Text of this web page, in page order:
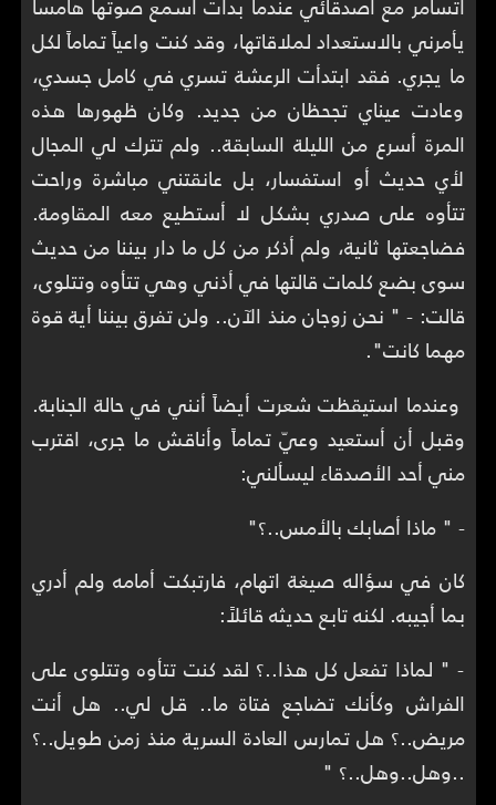
يأمرني بالاستعداد لملاقاتها، وقد كنت واعياً تماماً لكل
ما يجري. فقد ابتدأت الرعشة تسري في كامل جسدي،
وعادت عيناي تجحظان من جديد. وكان ظهورها هذه
المرة أسرع من الليلة السابقة.. ولم تترك لي المجال
لأي حديث أو استفسار، بل عانقتني مباشرة وراحت
تتأوه على صدري بشكل لا أستطيع معه المقاومة.
فضاجعتها ثانية، ولم أذكر من كل ما دار بيننا من حديث
سوى بضع كلمات قالتها في أذني وهي تتأوه وتتلوى،
قالت: - " نحن زوجان منذ الآن.. ولن تفرق بيننا أية قوة
مهما كانت".
وعندما استيقظت شعرت أيضاً أنني في حالة الجنابة.
وقبل أن أستعيد وعيّ تماماً وأناقش ما جرى، اقترب
مني أحد الأصدقاء ليسألني:
- " ماذا أصابك بالأمس..؟"
كان في سؤاله صيغة اتهام، فارتبكت أمامه ولم أدري
بما أجيبه. لكنه تابع حديثه قائلاً:
- " لماذا تفعل كل هذا..؟ لقد كنت تتأوه وتتلوى على
الفراش وكأنك تضاجع فتاة ما.. قل لي.. هل أنت
مريض..؟ هل تمارس العادة السرية منذ زمن طويل..؟
..وهل..وهل..؟ "